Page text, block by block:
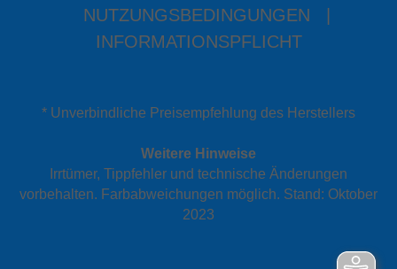
NUTZUNGSBEDINGUNGEN
INFORMATIONSPFLICHT
* Unverbindliche Preisempfehlung des Herstellers
Weitere Hinweise
Irrtümer, Tippfehler und technische Änderungen
vorbehalten. Farbabweichungen möglich. Stand: Oktober
2023